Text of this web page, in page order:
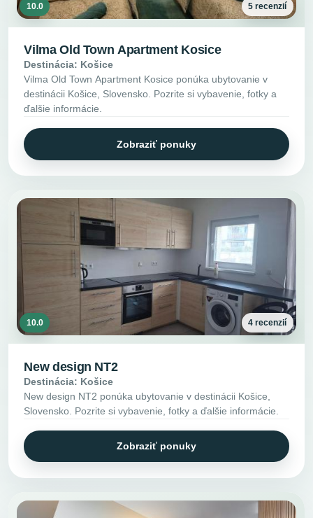
10.0 5 recenzií
Vilma Old Town Apartment Kosice
Destinácia: Košice
Vilma Old Town Apartment Kosice ponúka ubytovanie v
destinácii Košice, Slovensko. Pozrite si vybavenie, fotky a
ďalšie informácie.
Zobraziť ponuky
10.0 4 recenzií
New design NT2
Destinácia: Košice
New design NT2 ponúka ubytovanie v destinácii Košice,
Slovensko. Pozrite si vybavenie, fotky a ďalšie informácie.
Zobraziť ponuky